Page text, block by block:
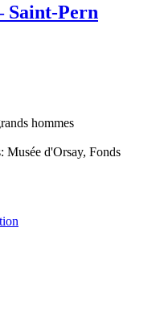
Saint-Pern
hommes
Musée d'Orsay, Fonds